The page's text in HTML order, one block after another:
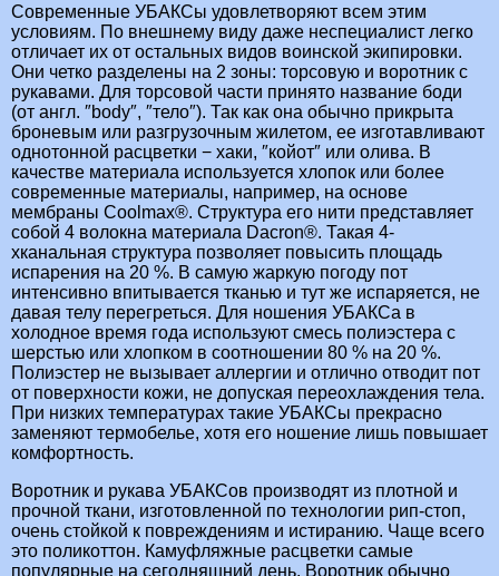
Современные УБАКСы удовлетворяют всем этим
условиям. По внешнему виду даже неспециалист легко
отличает их от остальных видов воинской экипировки.
Они четко разделены на 2 зоны: торсовую и воротник с
рукавами. Для торсовой части принято название боди
(от англ. ″body″, ″тело″). Так как она обычно прикрыта
броневым или разгрузочным жилетом, ее изготавливают
однотонной расцветки − хаки, ″койот″ или олива. В
качестве материала используется хлопок или более
современные материалы, например, на основе
мембраны Coolmax®. Структура его нити представляет
собой 4 волокна материала Dacron®. Такая 4-
хканальная структура позволяет повысить площадь
испарения на 20 %. В самую жаркую погоду пот
интенсивно впитывается тканью и тут же испаряется, не
давая телу перегреться. Для ношения УБАКСа в
холодное время года используют смесь полиэстера с
шерстью или хлопком в соотношении 80 % на 20 %.
Полиэстер не вызывает аллергии и отлично отводит пот
от поверхности кожи, не допуская переохлаждения тела.
При низких температурах такие УБАКСы прекрасно
заменяют термобелье, хотя его ношение лишь повышает
комфортность.
Воротник и рукава УБАКСов производят из плотной и
прочной ткани, изготовленной по технологии рип-стоп,
очень стойкой к повреждениям и истиранию. Чаще всего
это поликоттон. Камуфляжные расцветки самые
популярные на сегодняшний день. Воротник обычно